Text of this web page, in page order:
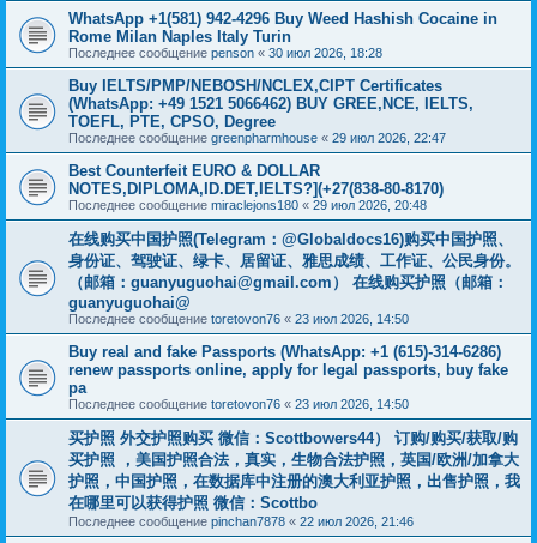
WhatsApp +1(581) 942-4296 Buy Weed Hashish Cocaine in
Rome Milan Naples Italy Turin
Последнее сообщение penson « 30 июл 2026, 18:28
Buy IELTS/PMP/NEBOSH/NCLEX,CIPT Certificates
(WhatsApp: +49 1521 5066462) BUY GREE,NCE, IELTS,
TOEFL, PTE, CPSO, Degree
Последнее сообщение greenpharmhouse « 29 июл 2026, 22:47
Best Counterfeit EURO & DOLLAR
NOTES,DIPLOMA,ID.DET,IELTS?](+27(838-80-8170)
Последнее сообщение miraclejons180 « 29 июл 2026, 20:48
在线购买中国护照(Telegram：@Globaldocs16)购买中国护照、
身份证、驾驶证、绿卡、居留证、雅思成绩、工作证、公民身份。
（邮箱： guanyuguohai@gmail.com ） 在线购买护照（邮箱：
guanyuguohai@
Последнее сообщение toretovon76 « 23 июл 2026, 14:50
Buy real and fake Passports (WhatsApp: +1 (615)-314-6286)
renew passports online, apply for legal passports, buy fake
pa
Последнее сообщение toretovon76 « 23 июл 2026, 14:50
买护照 外交护照购买 微信：Scottbowers44） 订购/购买/获取/购
买护照 ，美国护照合法，真实，生物合法护照，英国/欧洲/加拿大
护照，中国护照，在数据库中注册的澳大利亚护照，出售护照，我
在哪里可以获得护照 微信：Scottbo
Последнее сообщение pinchan7878 « 22 июл 2026, 21:46